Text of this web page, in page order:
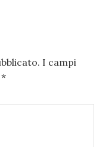
I campi
*